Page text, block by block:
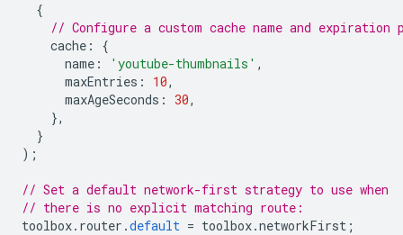
{
// Configure a custom cache name and expiration
cache :
{
name : 'youtube-thumbnails' ,
maxEntries : 10,
maxAgeSeconds : 30,
},
}
);
// Set a default network-first strategy to use when
// there is no explicit matching route:
toolbox. router .default = toolbox.networkFirst ;